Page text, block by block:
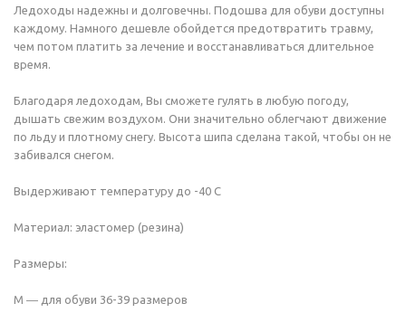
Ледоходы надежны и долговечны. Подошва для обуви доступны
каждому. Намного дешевле обойдется предотвратить травму,
чем потом платить за лечение и восстанавливаться длительное
время.
Благодаря ледоходам, Вы сможете гулять в любую погоду,
дышать свежим воздухом. Они значительно облегчают движение
по льду и плотному снегу. Высота шипа сделана такой, чтобы он не
забивался снегом.
Выдерживают температуру до -40 С
Материал: эластомер (резина)
Размеры:
М ― для обуви 36-39 размеров